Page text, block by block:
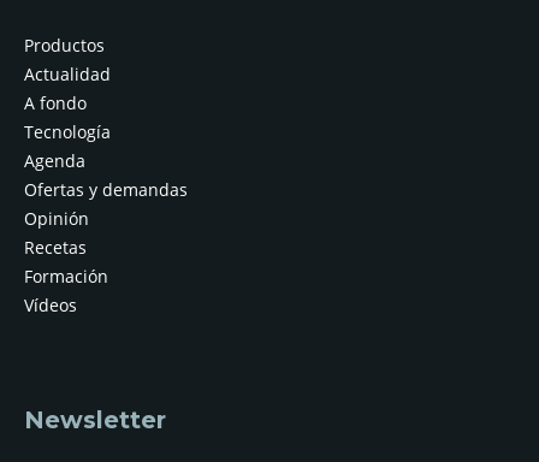
Productos
Actualidad
A fondo
Tecnología
Agenda
Ofertas y demandas
Opinión
Recetas
Formación
Vídeos
Newsletter